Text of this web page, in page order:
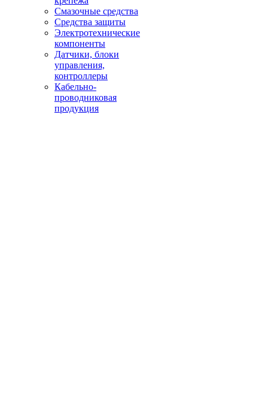
Смазочные средства
Средства защиты
Электротехнические
компоненты
Датчики, блоки
управления,
контроллеры
Кабельно-
проводниковая
продукция